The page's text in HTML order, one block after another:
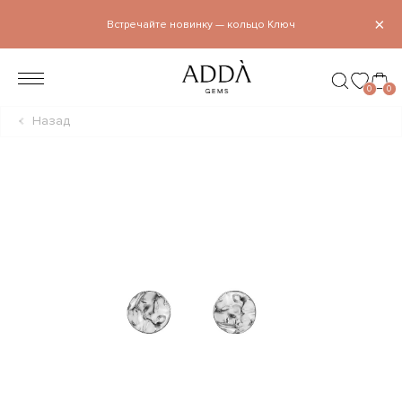
×
Встречайте новинку — кольцо Ключ
0 0
Назад